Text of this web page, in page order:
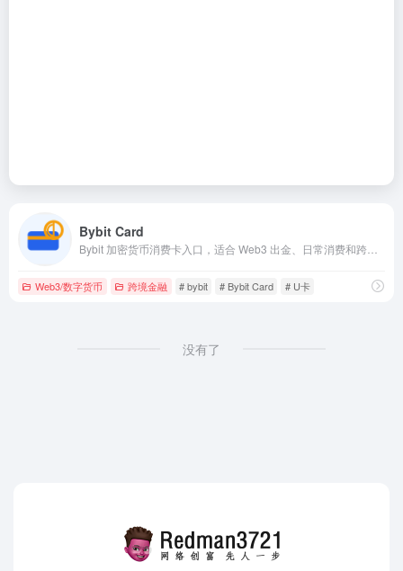
Bybit Card
Web3/数字货币 跨境金融 # bybit # Bybit Card # U卡
没有了